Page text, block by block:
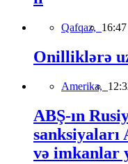
Qafqaz, 16:47
Onilliklərə
Amerika,
ABŞ-ın
və imkanlar